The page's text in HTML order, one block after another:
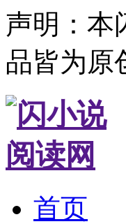
声明：本
品皆为原
首页